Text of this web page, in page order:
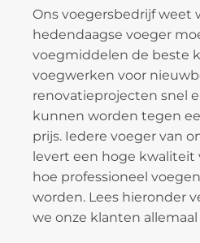
Ons voegersbedrijf weet
hedendaagse voeger
voegmiddelen de beste
voegwerken voor
renovatieprojecten snel
kunnen worden tegen
prijs. Iedere voeger van
levert een hoge kwaliteit
hoe professioneel
worden. Lees hieronder
we onze klanten